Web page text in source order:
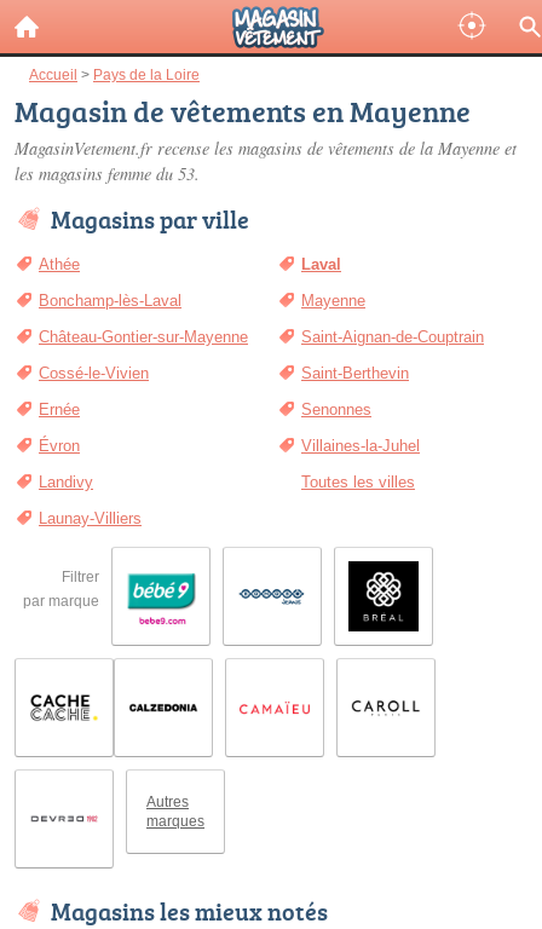
Accueil > Pays de la Loire
Magasin de vêtements en Mayenne
MagasinVetement.fr recense les magasins de vêtements de la Mayenne et
les magasins femme du 53.
Magasins par ville
Athée
Bonchamp-lès-Laval
Château-Gontier-sur-Mayenne
Cossé-le-Vivien
Ernée
Évron
Landivy
Launay-Villiers
Laval
Mayenne
Saint-Aignan-de-Couptrain
Saint-Berthevin
Senonnes
Villaines-la-Juhel
Toutes les villes
Filtrer
par marque
Autres
marques
Magasins les mieux notés